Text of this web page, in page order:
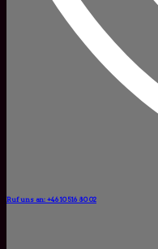
Ruf uns an: +46 10 516 80 02